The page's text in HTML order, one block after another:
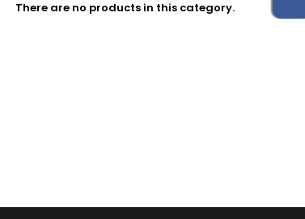
There are no products in this category.